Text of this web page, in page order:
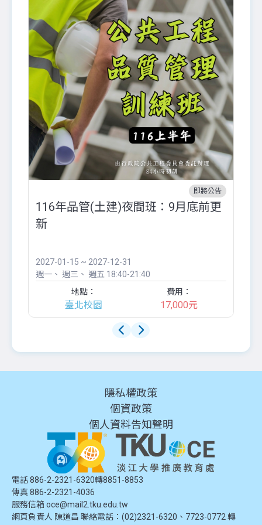
即將公告
116年品管(土建)夜間班：9月底前更
新
2027-01-15 ~ 2027-12-31
週一
週三 週五 18:40-21:40
地點：
臺北校園
費用：
17,000元
隱私權政策
個資政策
個人資料告知聲明
電話 886-2-2321-6320轉8851-8853
傳真 886-2-2321-4036
服務信箱 oce@mail2.tku.edu.tw
網頁負責人 陳道昌 聯絡電話：(02)2321-6320、7723-0772 轉